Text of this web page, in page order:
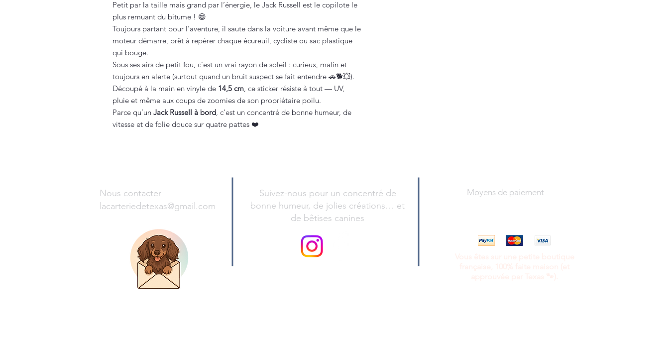
Petit par la taille mais grand par l’énergie, le Jack Russell est le copilote le
plus remuant du bitume ! 😄
Toujours partant pour l’aventure, il saute dans la voiture avant même que le
moteur démarre, prêt à repérer chaque écureuil, cycliste ou sac plastique
qui bouge.
Sous ses airs de petit fou, c’est un vrai rayon de soleil : curieux, malin et
toujours en alerte (surtout quand un bruit suspect se fait entendre 🚗🐕💥).
Découpé à la main en vinyle de 14,5 cm, ce sticker résiste à tout — UV,
pluie et même aux coups de zoomies de son propriétaire poilu.
Parce qu’un Jack Russell à bord, c’est un concentré de bonne humeur, de
vitesse et de folie douce sur quatre pattes ❤️
Nous contacter
lacarteriedetexas@gmail.com
Moyens de paiement
Suivez-nous pour un concentré de
bonne humeur, de jolies créations… et
de bêtises canines